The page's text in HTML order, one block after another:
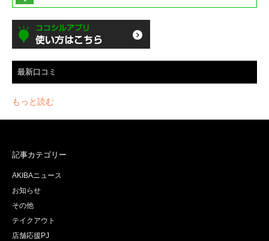
最新口コミ
もっと読む
記事カテゴリー
AKIBAニュース
お知らせ
その他
テイクアウト
店舗応援PJ